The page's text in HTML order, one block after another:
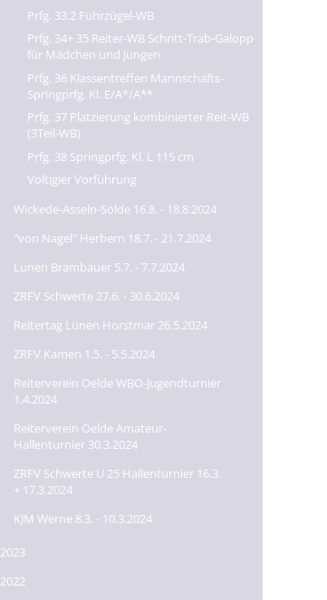
Prfg. 33.2 Führzügel-WB
Prfg. 34+ 35 Reiter-WB Schritt-Trab-Galopp
für Mädchen und Jungen
Prfg. 36 Klassentreffen Mannschafts-
Springprfg. Kl. E/A*/A**
Prfg. 37 Platzierung kombinierter Reit-WB
(3Teil-WB)
Prfg. 38 Springprfg. Kl. L 115 cm
Voltigier Vorführung
Wickede-Asseln-Sölde 16.8. - 18.8.2024
"von Nagel" Herbern 18.7. - 21.7.2024
Lünen Brambauer 5.7. - 7.7.2024
ZRFV Schwerte 27.6. - 30.6.2024
Reitertag Lünen Horstmar 26.5.2024
ZRFV Kamen 1.5. - 5.5.2024
Reiterverein Oelde WBO-Jugendturnier
1.4.2024
Reiterverein Oelde Amateur-
Hallenturnier 30.3.2024
ZRFV Schwerte U 25 Hallenturnier 16.3.
+ 17.3.2024
KJM Werne 8.3. - 10.3.2024
2023
2022